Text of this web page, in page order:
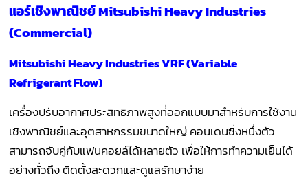
แอร์เชิงพาณิชย์ Mitsubishi Heavy Industries
(Commercial)
Mitsubishi Heavy Industries VRF (Variable
Refrigerant Flow)
เครื่องปรับอากาศประสิทธิภาพสูงที่ออกแบบมาสำหรับการใช้งาน
เชิงพาณิชย์และอุตสาหกรรมขนาดใหญ่ คอนเดนซิ่งหนึ่งตัว
สามารถจับคู่กับแฟนคอยล์ได้หลายตัว เพื่อให้การทำความเย็นได้
อย่างทั่วถึง ติดตั้งสะดวกและดูแลรักษาง่าย